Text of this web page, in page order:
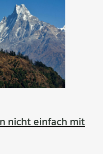
nicht einfach mit